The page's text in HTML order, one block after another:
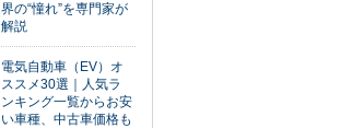
界の“憧れ”を専門家が
解説
電気自動車（EV）オ
ススメ30選｜人気ラ
ンキング一覧からお安
い車種、中古車価格も